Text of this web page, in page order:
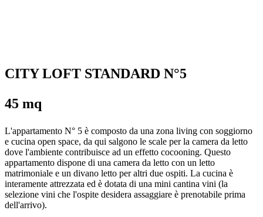
CITY LOFT STANDARD N°5
45 mq
L'appartamento N° 5 è composto da una zona living con soggiorno
e cucina open space, da qui salgono le scale per la camera da letto
dove l'ambiente contribuisce ad un effetto cocooning. Questo
appartamento dispone di una camera da letto con un letto
matrimoniale e un divano letto per altri due ospiti. La cucina è
interamente attrezzata ed è dotata di una mini cantina vini (la
selezione vini che l'ospite desidera assaggiare è prenotabile prima
dell'arrivo).